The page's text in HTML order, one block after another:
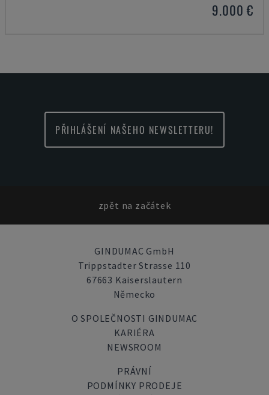
9.000 €
PŘIHLÁŠENÍ NAŠEHO NEWSLETTERU!
zpět na začátek
GINDUMAC GmbH
Trippstadter Strasse 110
67663 Kaiserslautern
Německo
O SPOLEČNOSTI GINDUMAC
KARIÉRA
NEWSROOM
PRÁVNÍ
PODMÍNKY PRODEJE